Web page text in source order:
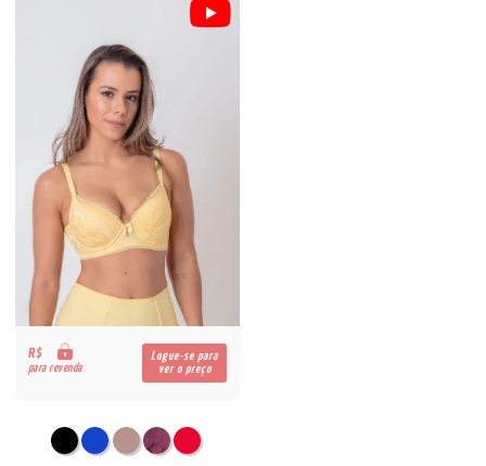
R$
para revenda
Logue-se para
ver o preço